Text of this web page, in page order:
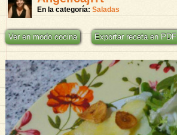
En la categoría: Saladas
Ver en modo cocina Exportar receta en PDF